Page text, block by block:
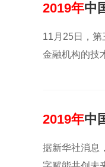
2019年中
11月25日，
金融机构的技
2019年中
据新华社消息